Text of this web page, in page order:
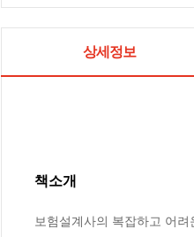
상세정보
책소개
보험설계사의 복잡하고 어